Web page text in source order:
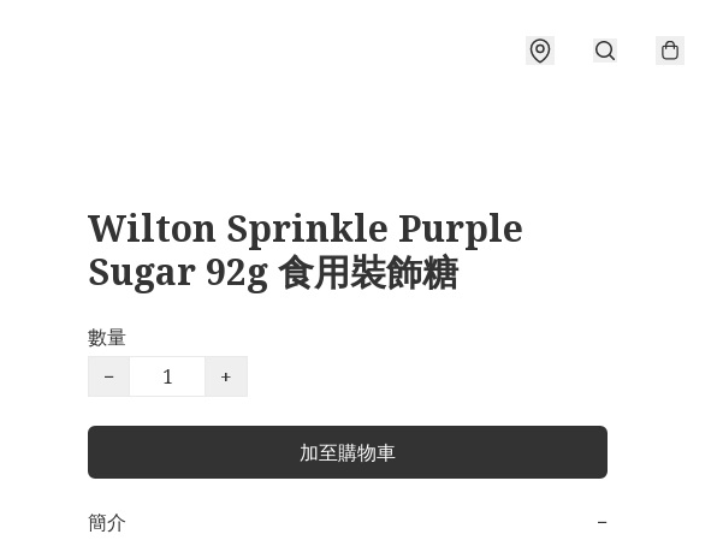
Wilton Sprinkle Purple
Sugar 92g 食用裝飾糖
數量
−
+
加至購物車
簡介
−